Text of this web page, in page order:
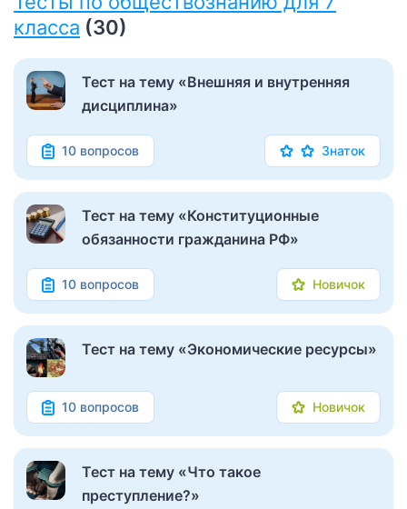
класса (30)
Тест на тему «Внешняя и внутренняя
дисциплина»
10 вопросов Знаток
Тест на тему «Конституционные
обязанности гражданина РФ»
10 вопросов Новичок
Тест на тему «Экономические ресурсы»
10 вопросов Новичок
Тест на тему «Что такое
преступление?»